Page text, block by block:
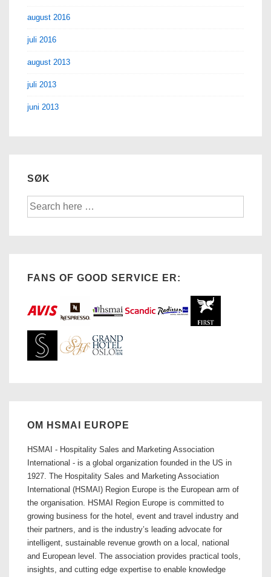
august 2016
juli 2016
august 2013
juli 2013
juni 2013
SØK
Søk
etter:
FANS OF GOOD SERVICE ER:
OM HSMAI EUROPE
HSMAI - Hospitality Sales and Marketing Association
International - is a global organization founded in the US in
1927. The Hospitality Sales and Marketing Association
International (HSMAI) Region Europe is the European arm of
the organisation. HSMAI Region Europe is committed to
growing business for the hotel, event and travel industry and
their partners, and is the industry’s leading advocate for
intelligent, sustainable revenue growth on a local, national
and European level. The association provides practical tools,
insights, and cutting edge expertise to enable knowledge